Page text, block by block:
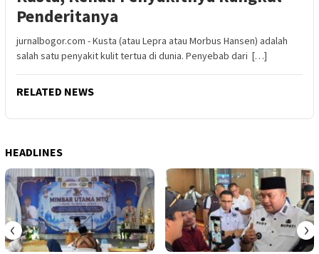
Penderitanya
jurnalbogor.com - Kusta (atau Lepra atau Morbus Hansen) adalah
salah satu penyakit kulit tertua di dunia. Penyebab dari […]
RELATED NEWS
HEADLINES
‹ ›